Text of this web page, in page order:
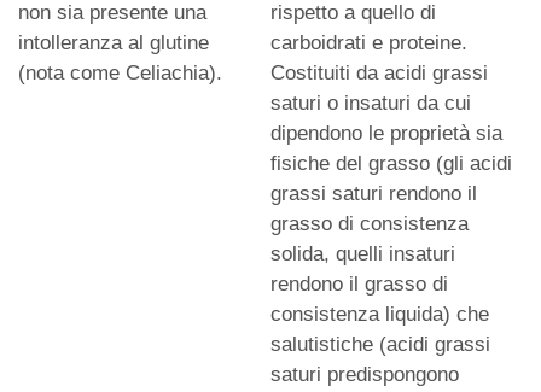
non sia presente una
intolleranza al glutine
(nota come Celiachia).
rispetto a quello di
carboidrati e proteine.
Costituiti da acidi grassi
saturi o insaturi da cui
dipendono le proprietà sia
fisiche del grasso (gli acidi
grassi saturi rendono il
grasso di consistenza
solida, quelli insaturi
rendono il grasso di
consistenza liquida) che
salutistiche (acidi grassi
saturi predispongono